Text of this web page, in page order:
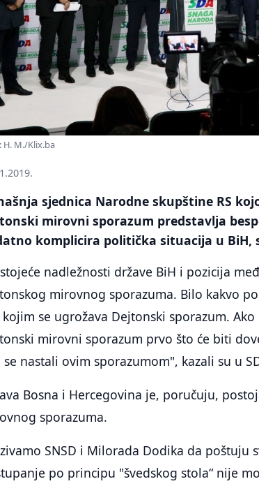
H. M./Klix.ba
sjednica Narodne skupštine RS
mirovni sporazum predstavlja
komplicira politička situacija u BiH,
nadležnosti države BiH i pozicija
mirovnog sporazuma. Bilo kakvo
se ugrožava Dejtonski sporazum.
mirovni sporazum prvo što će biti
se nastali ovim sporazumom", kazali su u
Bosna i Hercegovina je, poručuju,
sporazuma.
SNSD i Milorada Dodika da poštuju
po principu "švedskog stola“ nije